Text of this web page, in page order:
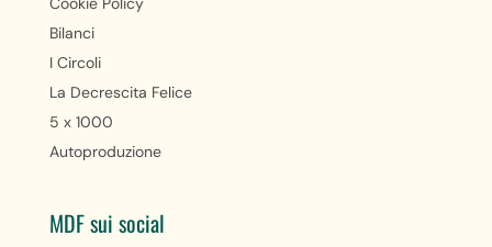
Bilanci
I Circoli
La Decrescita Felice
5 x 1000
Autoproduzione
MDF sui social